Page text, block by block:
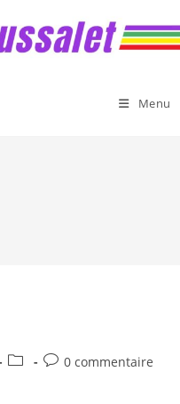
Menu
Post
Commentaires
0 commentaire